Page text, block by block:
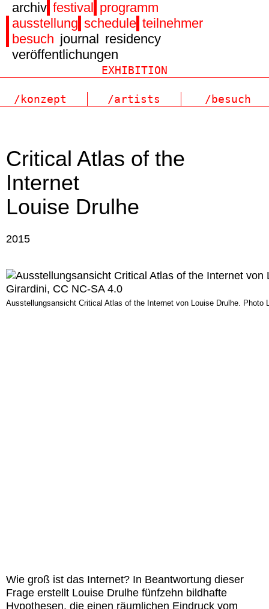
archiv festival programm
ausstellung schedule teilnehmer
besuch journal residency
veröffentlichungen
/konzept /artists /besuch
Critical Atlas of the
Internet
Louise Drulhe
2015
Ausstellungsansicht Critical Atlas of the Internet von Louise Drulhe. Photo
Wie groß ist das Internet? In Beantwortung dieser
Frage erstellt Louise Drulhe fünfzehn bildhafte
Hypothesen, die einen räumlichen Eindruck vom